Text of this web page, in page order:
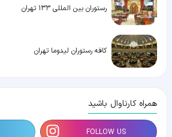
رستوران بین المللی ۱۳۳ تهران
کافه رستوران لیدوما تهران
همراه کارناوال باشید
FOLLOW US